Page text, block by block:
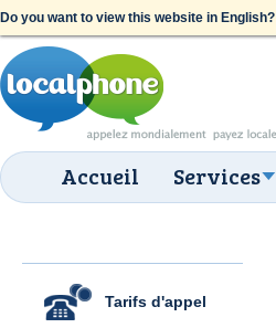
Do you want to view this website in English?
Accueil Services
Tarifs d'appel